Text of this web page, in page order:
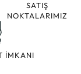
SATIŞ
NOKTALARIMIZ
İMKANI